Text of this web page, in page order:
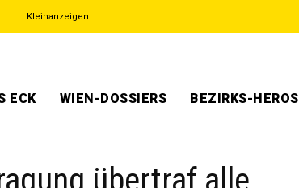
Kleinanzeigen
ECK WIEN-DOSSIERS BEZIRKS-HEROS
übertraf alle